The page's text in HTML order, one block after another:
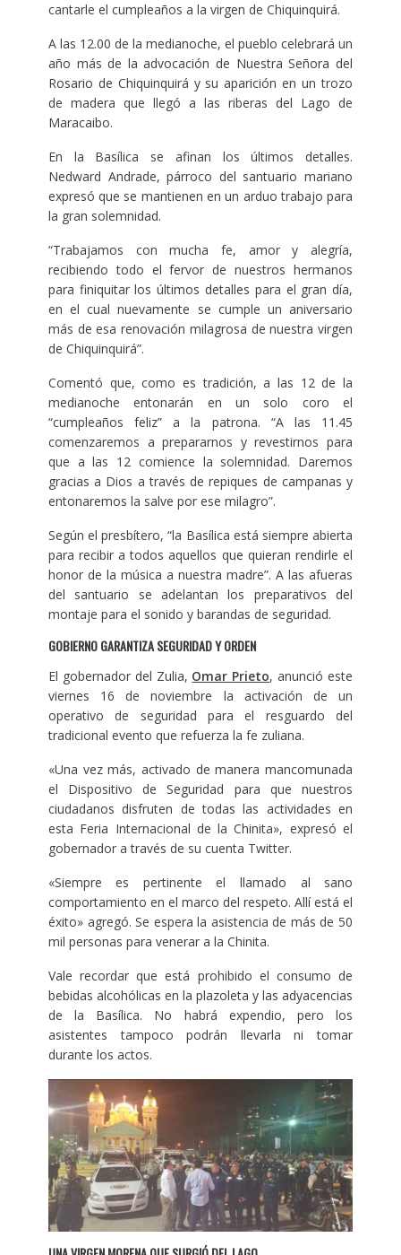
cantarle el cumpleaños a la virgen de Chiquinquirá.
A las 12.00 de la medianoche, el pueblo celebrará un
año más de la advocación de Nuestra Señora del
Rosario de Chiquinquirá y su aparición en un trozo
de madera que llegó a las riberas del Lago de
Maracaibo.
En la Basílica se afinan los últimos detalles.
Nedward Andrade, párroco del santuario mariano
expresó que se mantienen en un arduo trabajo para
la gran solemnidad.
“Trabajamos con mucha fe, amor y alegría,
recibiendo todo el fervor de nuestros hermanos
para finiquitar los últimos detalles para el gran día,
en el cual nuevamente se cumple un aniversario
más de esa renovación milagrosa de nuestra virgen
de Chiquinquirá”.
Comentó que, como es tradición, a las 12 de la
medianoche entonarán en un solo coro el
“cumpleaños feliz” a la patrona. “A las 11.45
comenzaremos a prepararnos y revestirnos para
que a las 12 comience la solemnidad. Daremos
gracias a Dios a través de repiques de campanas y
entonaremos la salve por ese milagro”.
Según el presbítero, “la Basílica está siempre abierta
para recibir a todos aquellos que quieran rendirle el
honor de la música a nuestra madre”. A las afueras
del santuario se adelantan los preparativos del
montaje para el sonido y barandas de seguridad.
GOBIERNO GARANTIZA SEGURIDAD Y ORDEN
El gobernador del Zulia, Omar Prieto, anunció este
viernes 16 de noviembre la activación de un
operativo de seguridad para el resguardo del
tradicional evento que refuerza la fe zuliana.
«Una vez más, activado de manera mancomunada
el Dispositivo de Seguridad para que nuestros
ciudadanos disfruten de todas las actividades en
esta Feria Internacional de la Chinita», expresó el
gobernador a través de su cuenta Twitter.
«Siempre es pertinente el llamado al sano
comportamiento en el marco del respeto. Allí está el
éxito» agregó. Se espera la asistencia de más de 50
mil personas para venerar a la Chinita.
Vale recordar que está prohibido el consumo de
bebidas alcohólicas en la plazoleta y las adyacencias
de la Basílica. No habrá expendio, pero los
asistentes tampoco podrán llevarla ni tomar
durante los actos.